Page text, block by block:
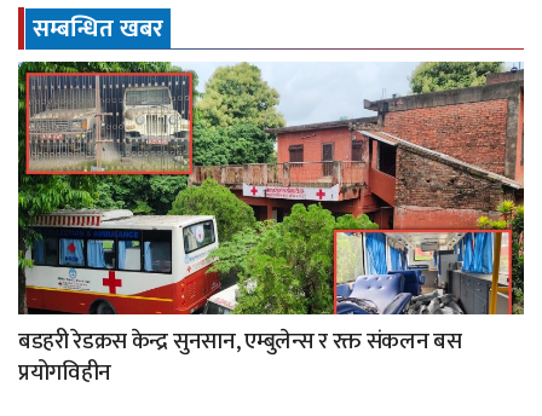
सम्बन्धित खबर
बडहरी रेडक्रस केन्द्र सुनसान, एम्बुलेन्स र रक्त संकलन बस
प्रयोगविहीन